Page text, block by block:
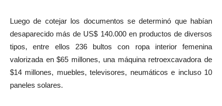
Luego de cotejar los documentos se determinó que habían
desaparecido más de US$ 140.000 en productos de diversos
tipos, entre ellos 236 bultos con ropa interior femenina
valorizada en $65 millones, una máquina retroexcavadora de
$14 millones, muebles, televisores, neumáticos e incluso 10
paneles solares.